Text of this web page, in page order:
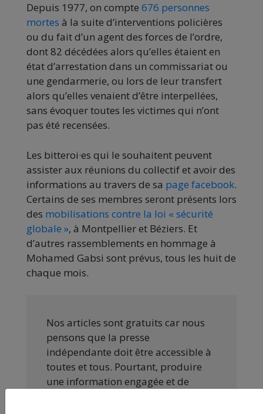
Depuis 1977, on compte 676 personnes
mortes à la suite d’interventions policières
ou du fait d’un agent des forces de l’ordre,
dont 82 décédées alors qu’elles étaient en
état d’arrestation dans un commissariat ou
une gendarmerie, ou lors de leur transfert
alors qu’elles venaient d’être interpellées,
sans évoquer toutes les victimes qui n’ont
pas été recensées.
Les bitteroi·es qui le souhaitent peuvent
assister aux réunions du collectif et avoir des
informations au travers de sa page facebook.
Certains de ses membres seront présents lors
des mobilisations contre la loi « sécurité
globale », à Montpellier et Béziers. Et
d’autres rassemblements en hommage à
Mohamed Gabsi sont prévus, tous les huit de
chaque mois.
Nos articles sont gratuits car nous
pensons que la presse
indépendante doit être accessible à
toutes et tous. Pourtant, produire
une information engagée et de